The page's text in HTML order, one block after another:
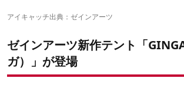
持ち運びやすい2バッグ仕様
アイキャッチ出典： ゼインアーツ
ゼインアーツ新作テント「
ガ）」が登場